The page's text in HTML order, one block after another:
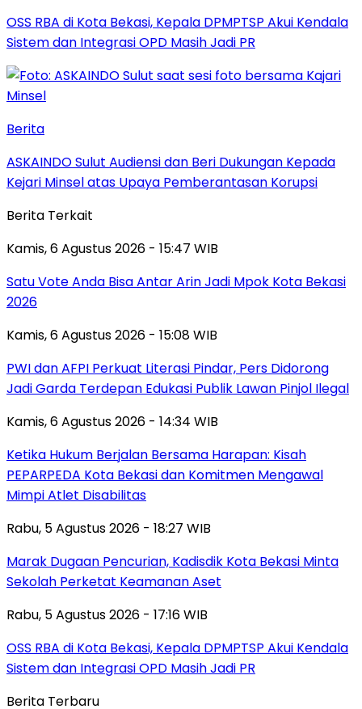
‎OSS RBA di Kota Bekasi, Kepala DPMPTSP Akui Kendala
Sistem dan Integrasi OPD Masih Jadi PR
Berita
ASKAINDO Sulut Audiensi dan Beri Dukungan Kepada
Kejari Minsel atas Upaya Pemberantasan Korupsi
Berita Terkait
Kamis, 6 Agustus 2026 - 15:47 WIB
Satu Vote Anda Bisa Antar Arin Jadi Mpok Kota Bekasi
2026
Kamis, 6 Agustus 2026 - 15:08 WIB
PWI dan AFPI Perkuat Literasi Pindar, Pers Didorong
Jadi Garda Terdepan Edukasi Publik Lawan Pinjol Ilegal
Kamis, 6 Agustus 2026 - 14:34 WIB
Ketika Hukum Berjalan Bersama Harapan: Kisah
PEPARPEDA Kota Bekasi dan Komitmen Mengawal
Mimpi Atlet Disabilitas
Rabu, 5 Agustus 2026 - 18:27 WIB
‎Marak Dugaan Pencurian, Kadisdik Kota Bekasi Minta
Sekolah Perketat Keamanan Aset
Rabu, 5 Agustus 2026 - 17:16 WIB
‎OSS RBA di Kota Bekasi, Kepala DPMPTSP Akui Kendala
Sistem dan Integrasi OPD Masih Jadi PR
Berita Terbaru